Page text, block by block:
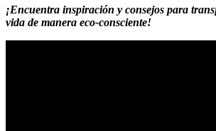
¡Encuentra inspiración y consejos para
vida de manera eco-consciente!